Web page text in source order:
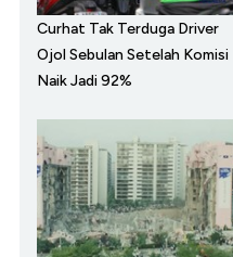
Curhat Tak Terduga Driver
Ojol Sebulan Setelah Komisi
Naik Jadi 92%